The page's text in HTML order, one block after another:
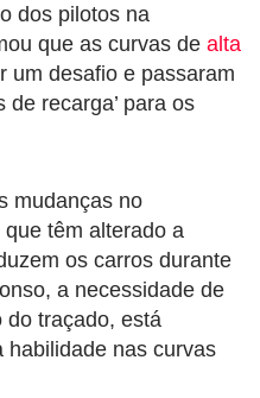
dos pilotos na
que as curvas de alta
um desafio e passaram
de recarga’ para os
mudanças no
têm alterado a
os carros durante
a necessidade de
do traçado, está
habilidade nas curvas